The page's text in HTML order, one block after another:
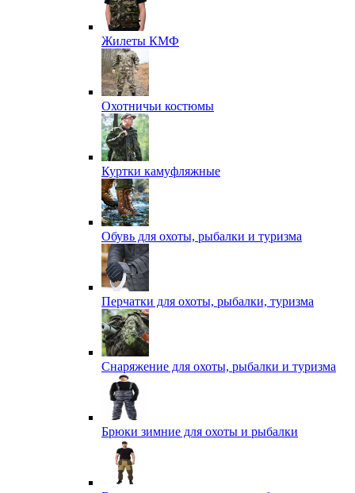
Жилеты КМФ
Охотничьи костюмы
Куртки камуфляжные
Обувь для охоты, рыбалки и туризма
Перчатки для охоты, рыбалки, туризма
Снаряжение для охоты, рыбалки и туризма
Брюки зимние для охоты и рыбалки